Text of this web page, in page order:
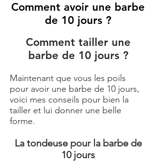
Comment avoir une barbe
de 10 jours ?
Comment tailler une
barbe de 10 jours ?
Maintenant que vous les poils
pour avoir une barbe de 10 jours,
voici mes conseils pour bien la
tailler et lui donner une belle
forme.
La tondeuse pour la barbe de
10 jours